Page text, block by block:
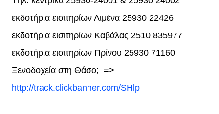
εκδοτήρια εισιτηρίων Λιμένα 25930 22426
εκδοτήρια εισιτηρίων Καβάλας 2510 835977
εκδοτήρια εισιτηρίων Πρίνου 25930 71160
Ξενοδοχεία στη Θάσο; =>
http://track.clickbanner.com/SHlp